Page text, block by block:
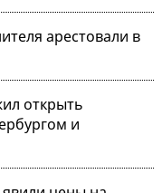
арестовали в
открыть
и